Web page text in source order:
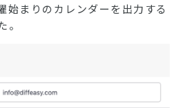
始まりのカレンダーを出力する